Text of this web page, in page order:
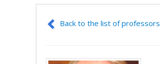
Back to the list of professors